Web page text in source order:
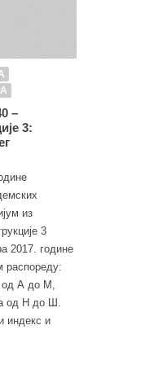
–
3:
из
3
2017. године
распореду:
од А до М,
од Н до Ш.
индекс и